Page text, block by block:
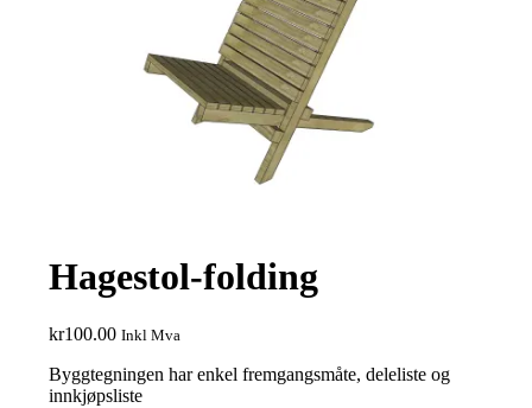
Hagestol-folding
kr100.00 Inkl Mva
Byggtegningen har enkel fremgangsmåte, deleliste og
innkjøpsliste